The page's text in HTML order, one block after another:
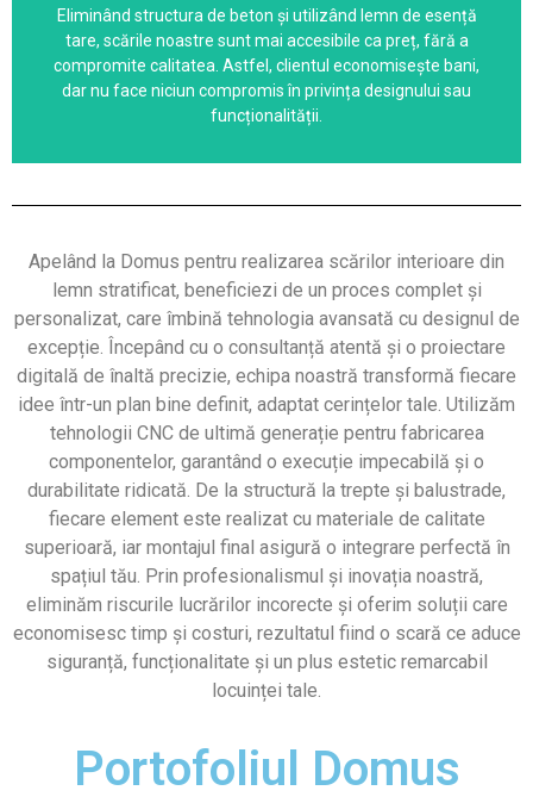
Eliminând structura de beton și utilizând lemn de esență
tare, scările noastre sunt mai accesibile ca preț, fără a
compromite calitatea. Astfel, clientul economisește bani,
dar nu face niciun compromis în privința designului sau
funcționalității.
Design Personalizat
Indiferent de stilul dorit – modern, clasic sau rustic – la
Apelând la Domus pentru realizarea scărilor interioare din
lemn stratificat, beneficiezi de un proces complet și
personalizat, care îmbină tehnologia avansată cu designul de
excepție. Începând cu o consultanță atentă și o proiectare
digitală de înaltă precizie, echipa noastră transformă fiecare
idee într-un plan bine definit, adaptat cerințelor tale. Utilizăm
tehnologii CNC de ultimă generație pentru fabricarea
componentelor, garantând o execuție impecabilă și o
durabilitate ridicată. De la structură la trepte și balustrade,
fiecare element este realizat cu materiale de calitate
superioară, iar montajul final asigură o integrare perfectă în
spațiul tău. Prin profesionalismul și inovația noastră,
eliminăm riscurile lucrărilor incorecte și oferim soluții care
economisesc timp și costuri, rezultatul fiind o scară ce aduce
siguranță, funcționalitate și un plus estetic remarcabil
locuinței tale.
Portofoliul Domus